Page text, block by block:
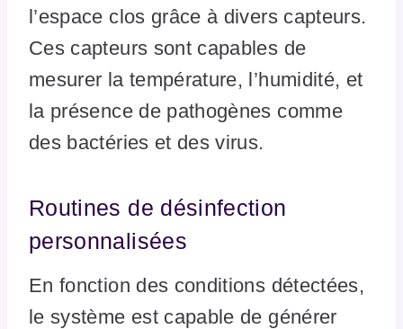
l’espace clos grâce à divers capteurs.
Ces capteurs sont capables de
mesurer la température, l’humidité, et
la présence de pathogènes comme
des bactéries et des virus.
Routines de désinfection
personnalisées
En fonction des conditions détectées,
le système est capable de générer